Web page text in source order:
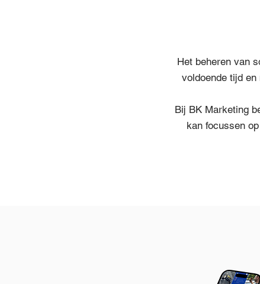
Het beheren van
voldoende tijd
Bij BK Marketing
kan focussen